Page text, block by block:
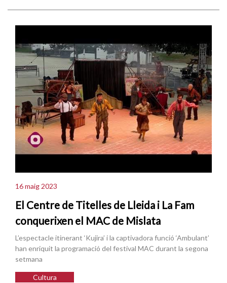
16 maig 2023
El Centre de Titelles de Lleida i La Fam
conquerixen el MAC de Mislata
L’espectacle itinerant ‘Kujira’ i la captivadora funció ‘Ambulant’
han enriquit la programació del festival MAC durant la segona
setmana
Cultura